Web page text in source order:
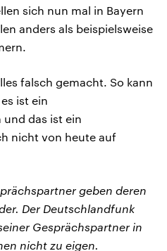
sich nun mal in Bayern
anders als beispielsweise
falsch gemacht. So kann
ist ein
das ist ein
nicht von heute auf
geben deren
Der Deutschlandfunk
Gesprächspartner in
nicht zu eigen.